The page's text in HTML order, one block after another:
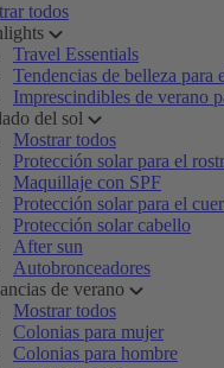
todos
Travel Essentials
Tendencias de belleza para
Imprescindibles de verano
del sol
Mostrar todos
Protección solar para el
Maquillaje con SPF
Protección solar para el
Protección solar cabello
After sun
Autobronceadores
de verano
Mostrar todos
Colonias para mujer
Colonias para hombre